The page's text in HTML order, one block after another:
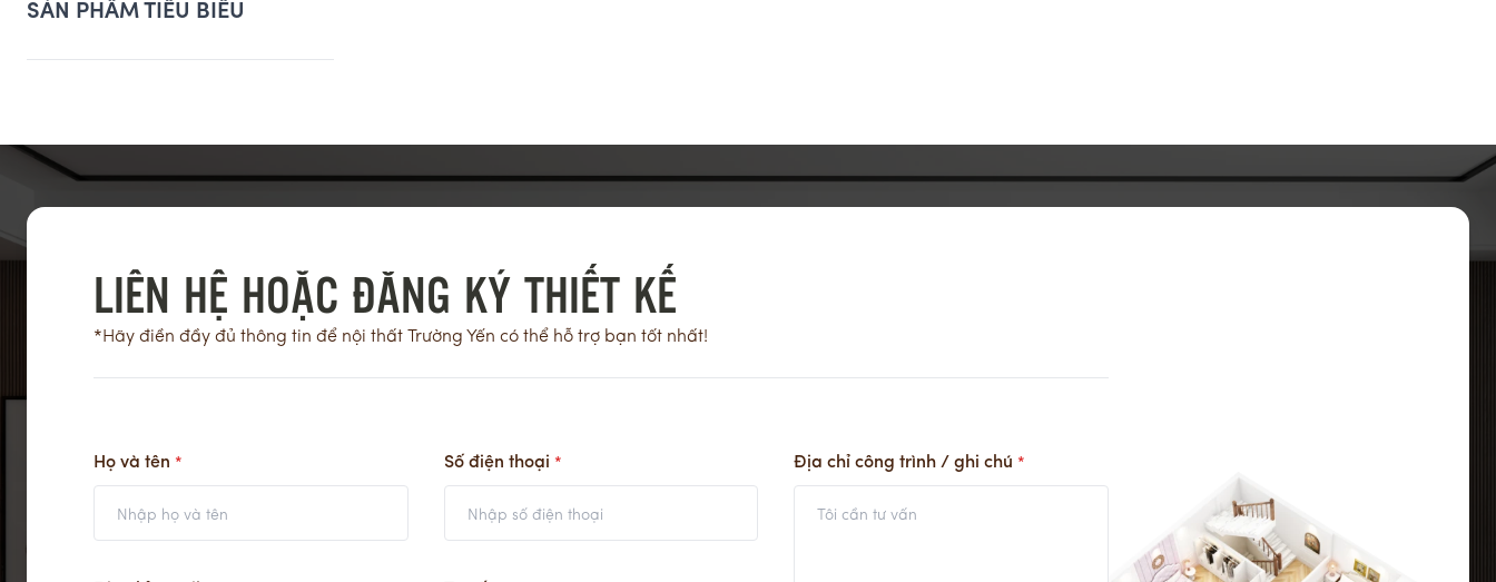
SẢN PHẨM TIÊU BIỂU
LIÊN HỆ HOẶC ĐĂNG KÝ THIẾT KẾ
*Hãy điền đầy đủ thông tin để nội thất Trường Yến có thể hỗ trợ bạn tốt nhất!
Họ và tên * Số điện thoại * Địa chỉ công trình / ghi chú *